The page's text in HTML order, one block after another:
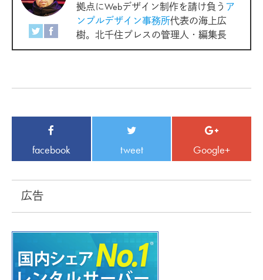
拠点にWebデザイン制作を請け負う ア
ンプルデザイン事務所代表の海上広
樹。北千住プレスの管理人・編集長
facebook tweet Google+
広告